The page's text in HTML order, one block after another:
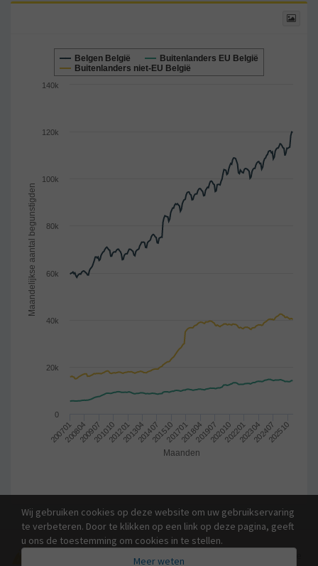
Maanden
Maandelijkse aantal begunstigden
Belgen België
Buitenlanders EU België
Buitenlanders niet-EU België
200701 202304
200804200907201010201201201304201407201510201701201804201907202010202201 202407202510
0
20k
40k
60k
80k
100k
120k
140k
POD Maatschappelijke Integratie
Wij gebruiken cookies op deze website om uw gebruikservaring
te verbeteren. Door te klikken op een link op deze pagina, geeft
u ons de toestemming om cookies in te stellen.
Meer weten